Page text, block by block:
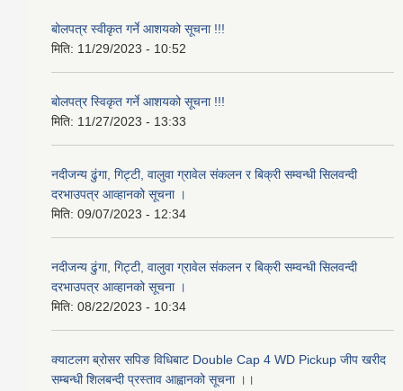
बोलपत्र स्वीकृत गर्ने आशयको सूचना !!!
मिति: 11/29/2023 - 10:52
बोलपत्र स्विकृत गर्ने आशयको सूचना !!!
मिति: 11/27/2023 - 13:33
नदीजन्य ढुंगा, गिट्टी, वालुवा ग्रावेल संकलन र बिक्री सम्वन्धी सिलवन्दी
दरभाउपत्र आव्हानको सूचना ।
मिति: 09/07/2023 - 12:34
नदीजन्य ढुंगा, गिट्टी, वालुवा ग्रावेल संकलन र बिक्री सम्वन्धी सिलवन्दी
दरभाउपत्र आव्हानको सूचना ।
मिति: 08/22/2023 - 10:34
क्याटलग ब्रोसर सपिङ विधिबाट Double Cap 4 WD Pickup जीप खरीद
सम्बन्धी शिलबन्दी प्रस्ताव आह्वानको सूचना ।।